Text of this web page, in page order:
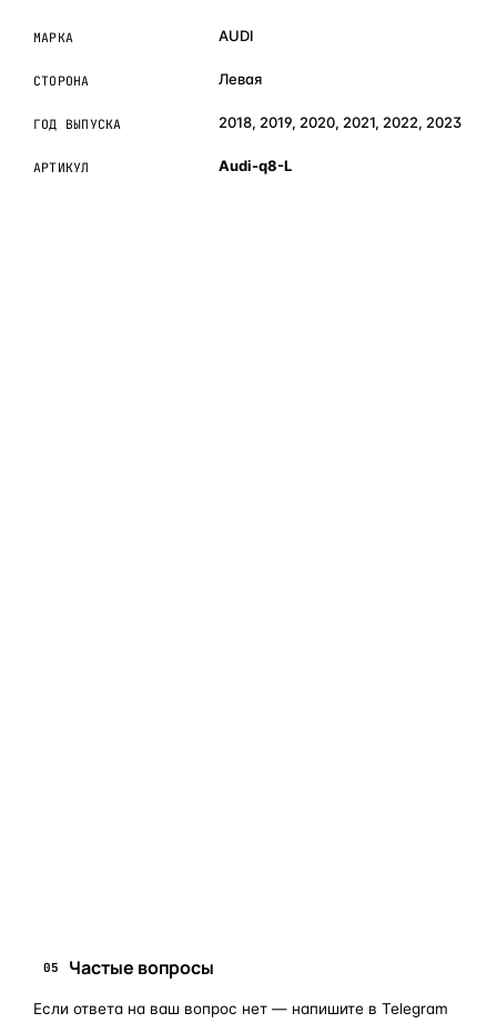
МАРКА AUDI
СТОРОНА Левая
ГОД ВЫПУСКА 2018, 2019, 2020, 2021, 2022, 2023
АРТИКУЛ Audi-q8-L
05 Частые вопросы
Если ответа на ваш вопрос нет — напишите в Telegram